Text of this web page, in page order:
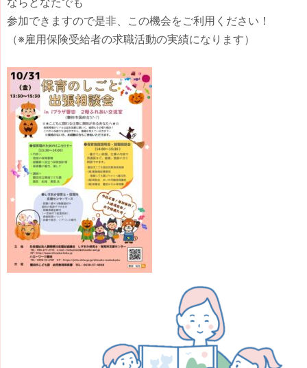
参加できますので是非、この機会をご利用ください！
（※雇用保険受給者の求職活動の実績になります）